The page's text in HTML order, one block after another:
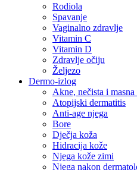
Rodiola
Spavanje
Vaginalno zdravlje
Vitamin C
Vitamin D
Zdravlje očiju
Željezo
Dermo-izlog
Akne, nečista i masna
Atopijski dermatitis
Anti-age njega
Bore
Dječja koža
Hidracija kože
Njega kože zimi
Njega nakon